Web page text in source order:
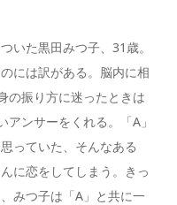
いた黒田みつ子、31歳。
には訳がある。脳内に相
の振り方に迷ったときは
ンサーをくれる。「A」
っていた、そんなある
に恋をしてしまう。きっ
みつ子は「A」と共に一